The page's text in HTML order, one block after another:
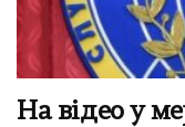
На відео у